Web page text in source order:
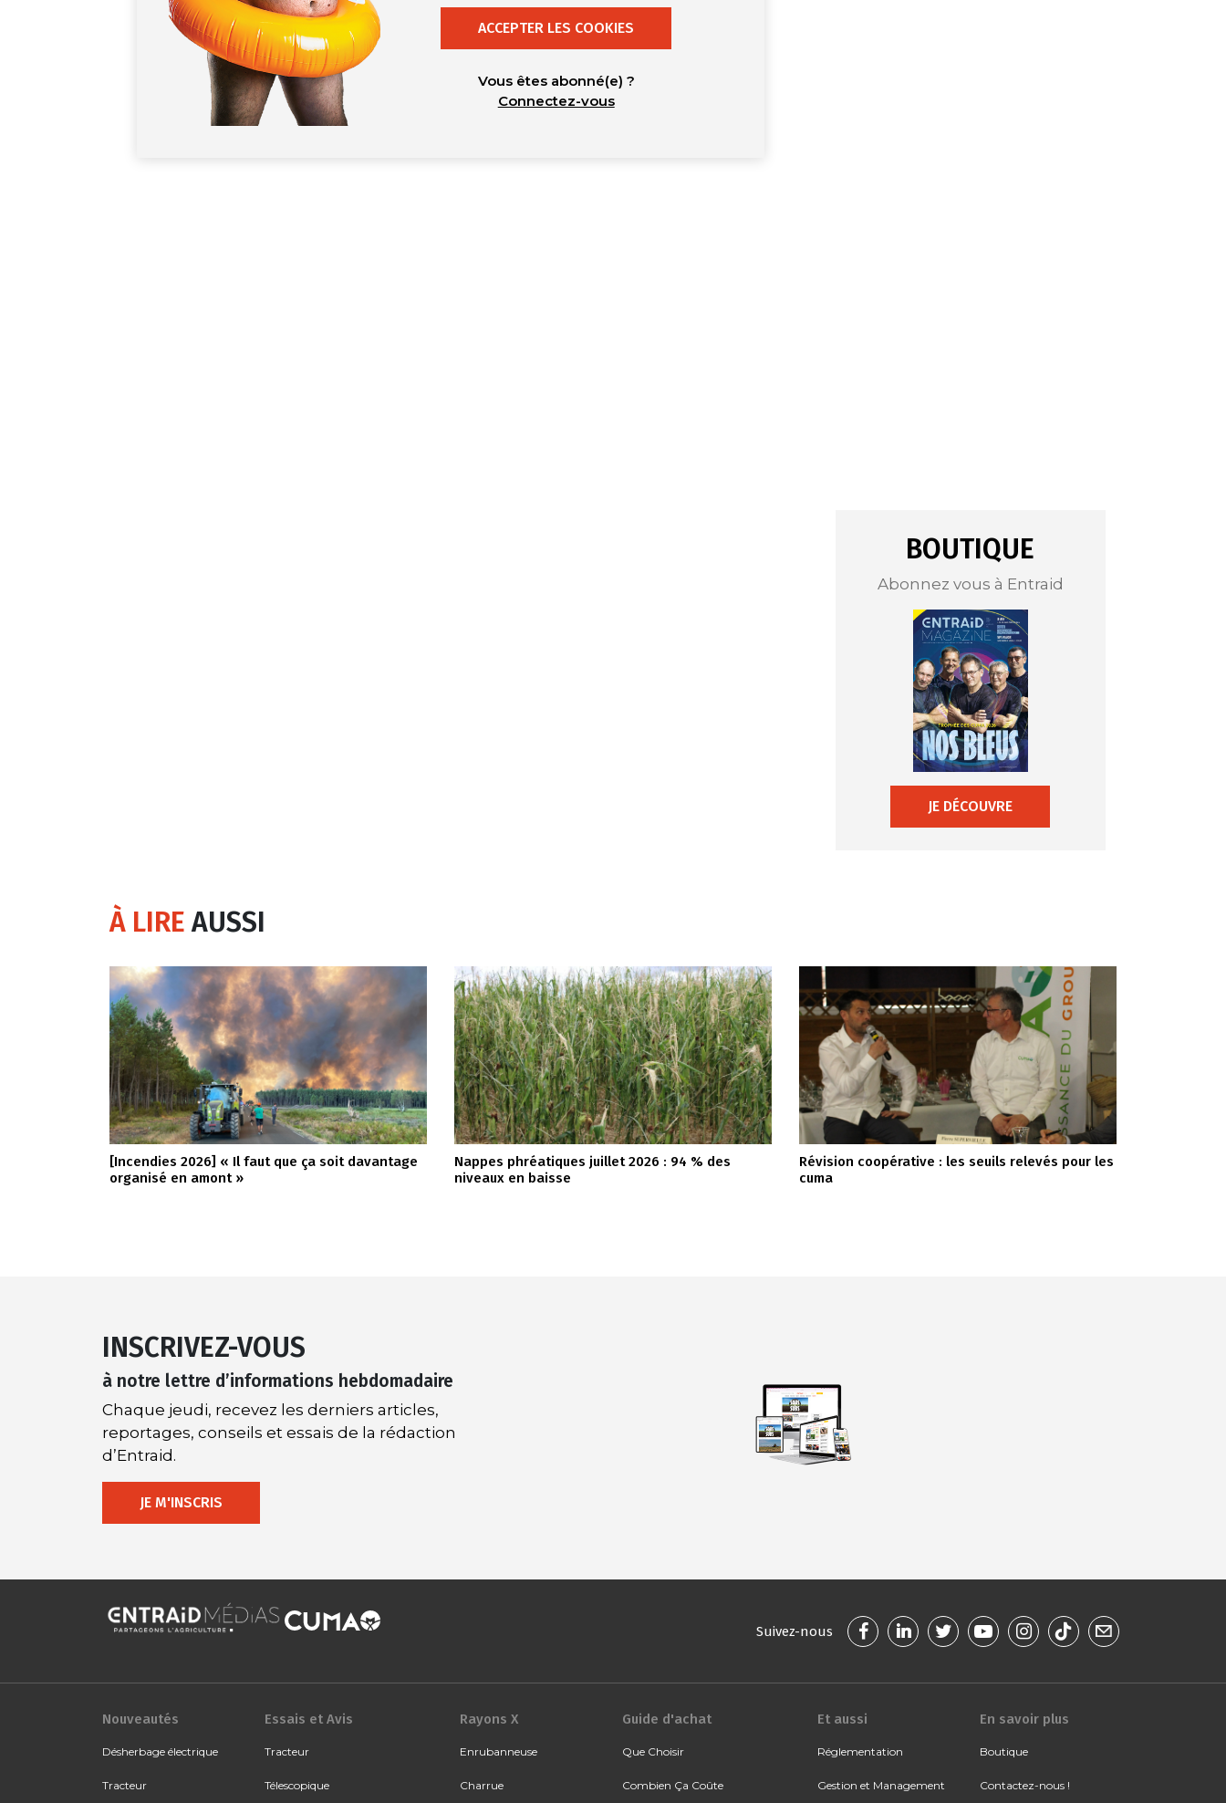
ACCEPTER LES COOKIES
Vous êtes abonné(e) ?
Connectez-vous
BOUTIQUE
Abonnez vous à Entraid
JE DÉCOUVRE
À LIREAUSSI
[Incendies 2026] « Il faut que ça soit davantage
organisé en amont »
Nappes phréatiques juillet 2026 : 94 % des
niveaux en baisse
Révision coopérative : les seuils relevés pour les
cuma
INSCRIVEZ-VOUS
à notre lettre d’informations hebdomadaire
Chaque jeudi, recevez les derniers articles,
reportages, conseils et essais de la rédaction
d’Entraid.
JE M'INSCRIS
Suivez-nous
Nouveautés
Désherbage électrique
Tracteur
Essais et Avis
Tracteur
Télescopique
Rayons X
Enrubanneuse
Charrue
Guide d'achat
Que Choisir
Combien Ça Coûte
Et aussi
Réglementation
Gestion et Management
En savoir plus
Boutique
Contactez-nous !